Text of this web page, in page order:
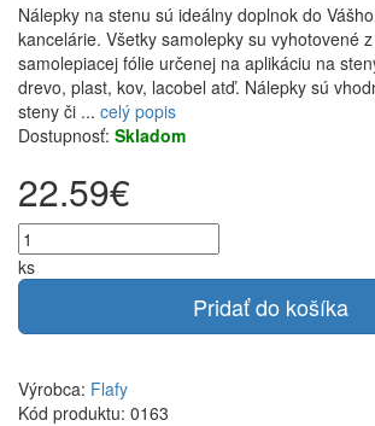
Nálepky na stenu sú ideálny doplnok do
kancelárie. Všetky samolepky su vyhotovené
samolepiacej fólie určenej na aplikáciu na
drevo, plast, kov, lacobel atď. Nálepky sú
steny či ... celý popis
Dostupnosť: Skladom
22.59€
ks
Pridať do košíka
Výrobca: Flafy
Kód produktu: 0163